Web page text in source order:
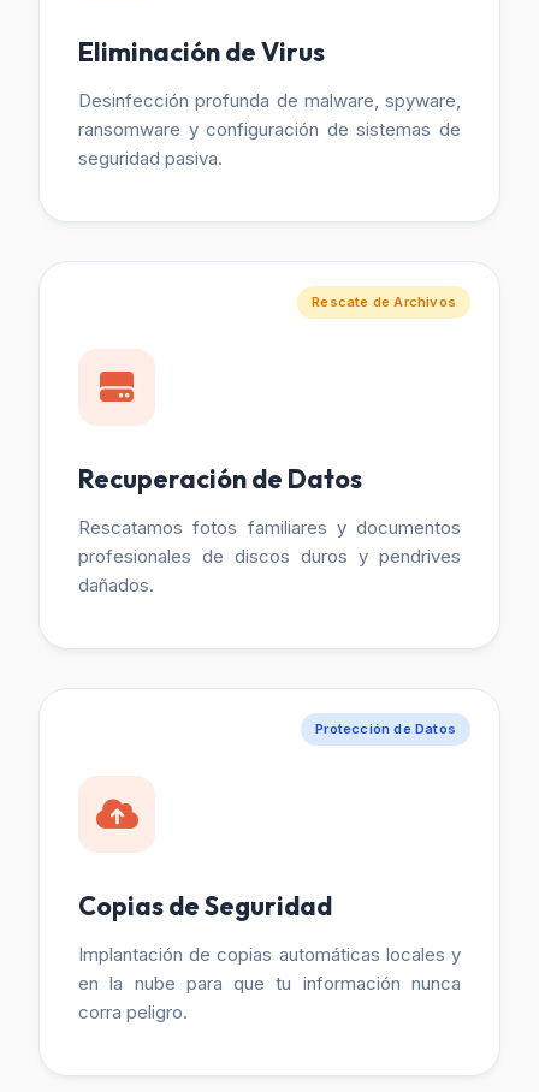
Eliminación de Virus
Desinfección profunda de malware, spyware,
ransomware y configuración de sistemas de
seguridad pasiva.
Rescate de Archivos
Recuperación de Datos
Rescatamos fotos familiares y documentos
profesionales de discos duros y pendrives
dañados.
Protección de Datos
Copias de Seguridad
Implantación de copias automáticas locales y
en la nube para que tu información nunca
corra peligro.